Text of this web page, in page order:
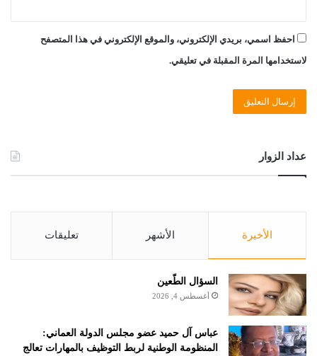
احفظ اسمي، بريدي الإلكتروني، والموقع الإلكتروني في هذا المتصفح
لاستخدامها المرة المقبلة في تعليقي.
عداد الزوار
الأخيرة الأشهر تعليقات
السؤال الطّعين
أغسطس 4, 2026
عباس آل حميد عضو مجلس الدولة العماني:
المنظومة الوطنية لربط التوظيف بالمهارات تعالج